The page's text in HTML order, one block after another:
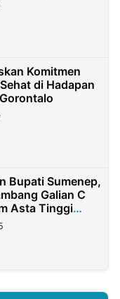
Komitmen
di Hadapan
Bupati Sumenep,
Galian C
Asta Tinggi